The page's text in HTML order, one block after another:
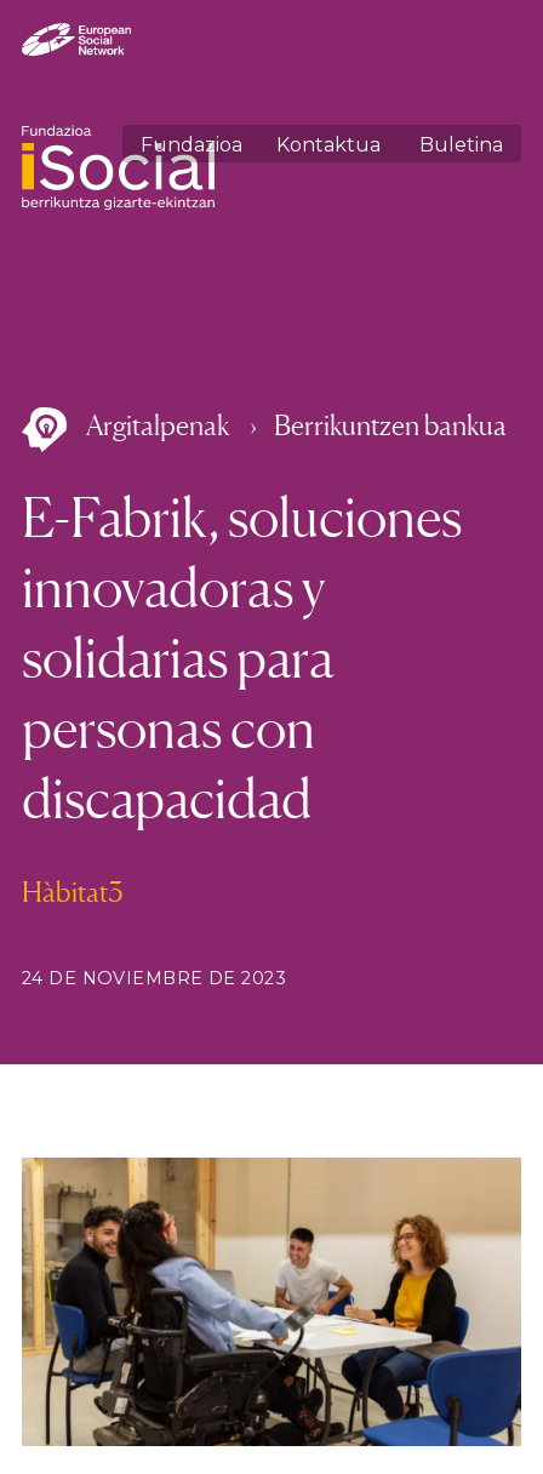
Fundazioa Kontaktua Buletina
Argitalpenak Berrikuntzen bankua
E-Fabrik, soluciones
innovadoras y
solidarias para
personas con
discapacidad
Hàbitat3
24 DE NOVIEMBRE DE 2023